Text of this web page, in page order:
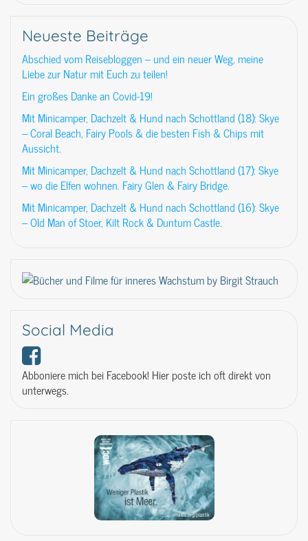
Neueste Beiträge
Abschied vom Reisebloggen – und ein neuer Weg, meine
Liebe zur Natur mit Euch zu teilen!
Ein großes Danke an Covid-19!
Mit Minicamper, Dachzelt & Hund nach Schottland (18): Skye
– Coral Beach, Fairy Pools & die besten Fish & Chips mit
Aussicht.
Mit Minicamper, Dachzelt & Hund nach Schottland (17): Skye
– wo die Elfen wohnen. Fairy Glen & Fairy Bridge.
Mit Minicamper, Dachzelt & Hund nach Schottland (16): Skye
– Old Man of Stoer, Kilt Rock & Duntum Castle.
Social Media
Abboniere mich bei Facebook! Hier poste ich oft direkt von
unterwegs.